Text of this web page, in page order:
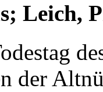
Leich,
der